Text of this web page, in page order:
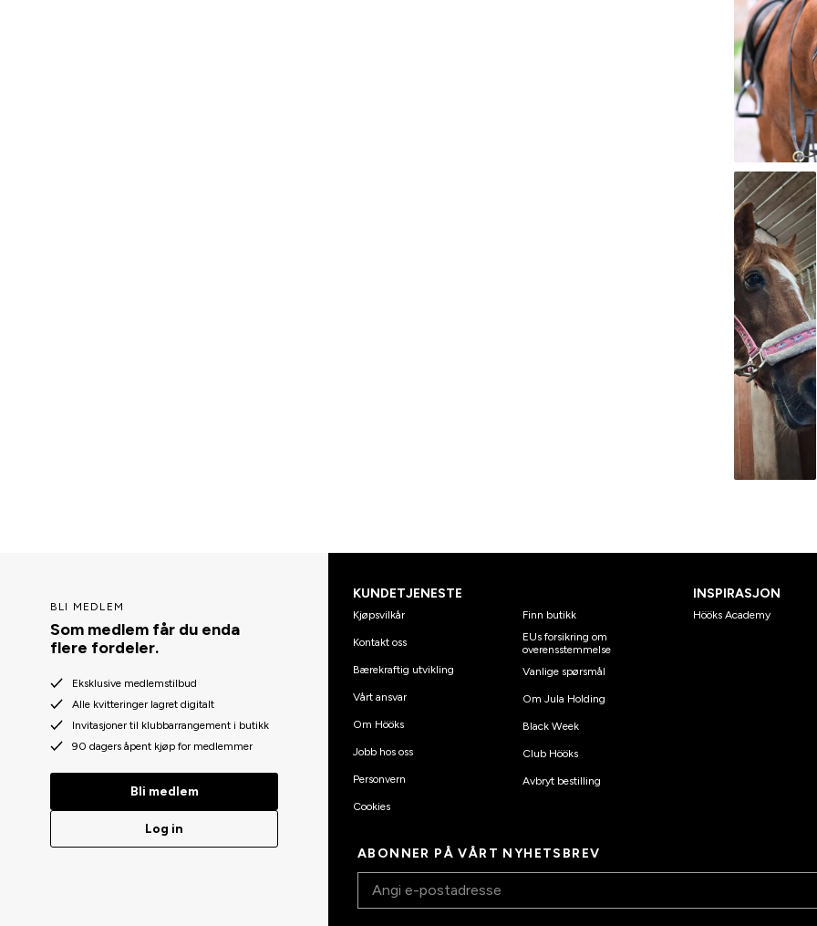
BLI MEDLEM
Som medlem får du enda
flere fordeler.
Eksklusive medlemstilbud
Alle kvitteringer lagret digitalt
Invitasjoner til klubbarrangement i butikk
90 dagers åpent kjøp for medlemmer
Bli medlem
Log in
KUNDETJENESTE
Kjøpsvilkår
Kontakt oss
Bærekraftig utvikling
Vårt ansvar
Om Hööks
Jobb hos oss
Personvern
Cookies
Finn butikk
EUs forsikring om
overensstemmelse
Vanlige spørsmål
Om Jula Holding
Black Week
Club Hööks
Avbryt bestilling
INSPIRASJON
Hööks Academy
ABONNER PÅ VÅRT NYHETSBREV